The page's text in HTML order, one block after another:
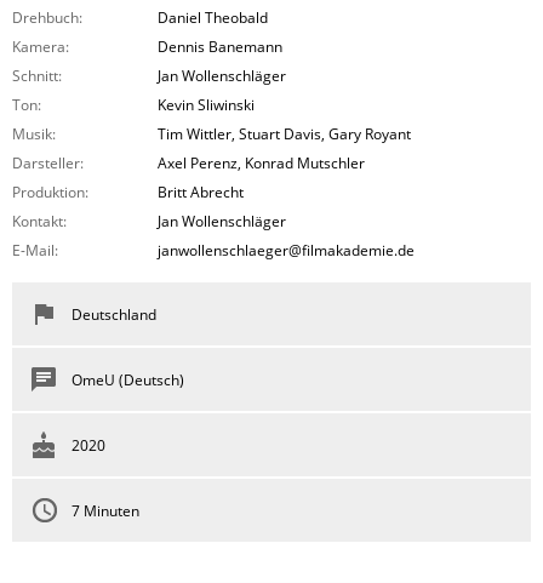
Drehbuch:
Daniel Theobald
Kamera:
Dennis Banemann
Schnitt:
Jan Wollenschläger
Ton:
Kevin Sliwinski
Musik:
Tim Wittler, Stuart Davis, Gary Royant
Darsteller:
Axel Perenz, Konrad Mutschler
Produktion:
Britt Abrecht
Kontakt:
Jan Wollenschläger
E-Mail:
janwollenschlaeger@filmakademie.de
Deutschland
OmeU (Deutsch)
2020
7 Minuten